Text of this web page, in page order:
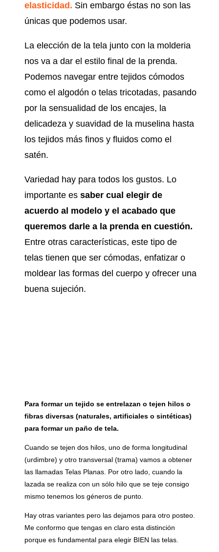
elasticidad. Sin embargo éstas no son las
únicas que podemos usar.
La elección de la tela junto con la molderia
nos va a dar el estilo final de la prenda.
Podemos navegar entre tejidos cómodos
como el algodón o telas tricotadas, pasando
por la sensualidad de los encajes, la
delicadeza y suavidad de la muselina hasta
los tejidos más finos y fluidos como el
satén.
Variedad hay para todos los gustos. Lo
importante es saber cual elegir de
acuerdo al modelo y el acabado que
queremos darle a la prenda en cuestión.
Entre otras características, este tipo de
telas tienen que ser cómodas, enfatizar o
moldear las formas del cuerpo y ofrecer una
buena sujeción.
Para formar un tejido se entrelazan o tejen hilos o
fibras diversas (naturales, artificiales o sintéticas)
para formar un paño de tela.
Cuando se tejen dos hilos, uno de forma longitudinal
(urdimbre) y otro transversal (trama) vamos a obtener
las llamadas Telas Planas. Por otro lado, cuando la
lazada se realiza con un sólo hilo que se teje consigo
mismo tenemos los géneros de punto.
Hay otras variantes pero las dejamos para otro posteo.
Me conformo que tengas en claro esta distinción
porque es fundamental para elegir BIEN las telas.